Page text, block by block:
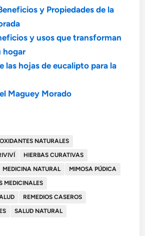
y Propiedades de la
y usos que transforman
hogar
las hojas de eucalipto para la
Maguey Morado
NATURALES
HIERBAS CURATIVAS
MEDICINA NATURAL
MIMOSA PÚDICA
MEDICINALES
REMEDIOS CASEROS
SALUD NATURAL